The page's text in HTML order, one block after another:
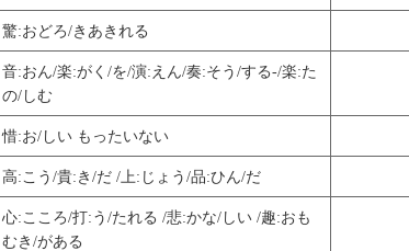
驚:おどろ/きあきれる
音:おん/楽:がく/を/演:えん/奏:そう/する-/楽:た
の/しむ
惜:お/しい もったいない
高:こう/貴:き/だ /上:じょう/品:ひん/だ
心:こころ/打:う/たれる /悲:かな/しい /趣:おも
むき/がある